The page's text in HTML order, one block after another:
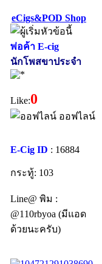
eCigs&POD Shop
พ่อค้า E-cig
นักโพสขาประจำ
Like:0
ออฟไลน์
E-Cig ID : 16884
กระทู้: 103
Line@ พิม :
@110rbyoa (มีแอด
ด้วยนะครับ)